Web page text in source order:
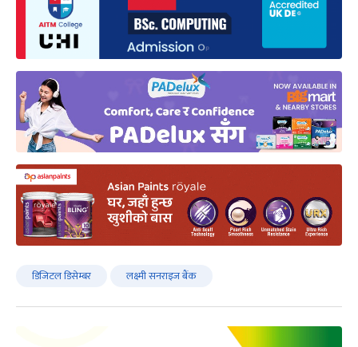
डिजिटल डिसेम्बर लक्ष्मी सनराइज बैंक